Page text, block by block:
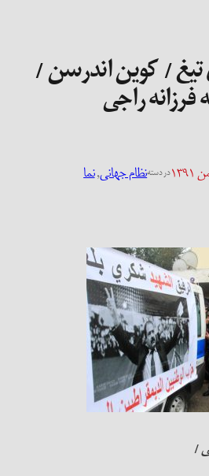
/ کوین اندرسن /
فرزانه راجی
در دستهنظام جهانی, نما
/